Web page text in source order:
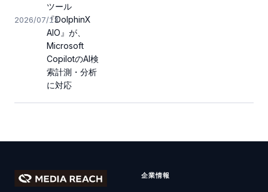
2026/07/13
ツール
『DolphinX
AIO』が、
Microsoft
CopilotのAI検
索計測・分析
に対応
企業情報